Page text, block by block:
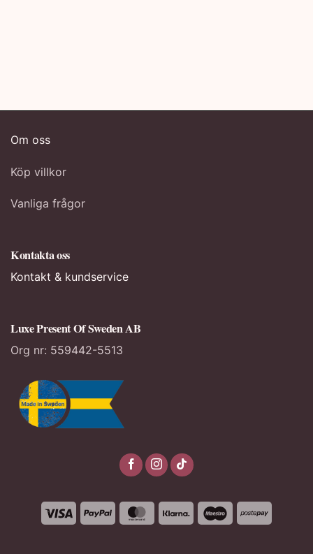
Om oss
Köp villkor
Vanliga frågor
Kontakta oss
Kontakt & kundservice
Luxe Present Of Sweden AB
Org nr: 559442-5513
Visa PayPal MasterCard
Klarna Maestro